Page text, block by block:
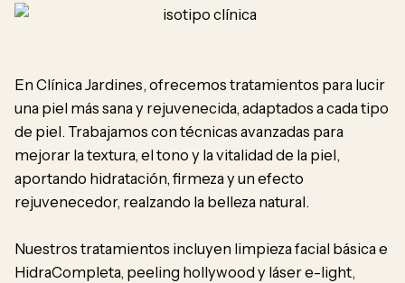
Pide tu cita
En Clínica Jardines, ofrecemos tratamientos para lucir
una piel más sana y rejuvenecida, adaptados a cada tipo
de piel. Trabajamos con técnicas avanzadas para
mejorar la textura, el tono y la vitalidad de la piel,
aportando hidratación, firmeza y un efecto
rejuvenecedor, realzando la belleza natural.
Nuestros tratamientos incluyen limpieza facial básica e
HidraCompleta, peeling hollywood y láser e-light,